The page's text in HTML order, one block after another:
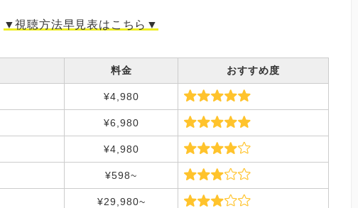
▼視聴方法早見表はこちら▼
料金 おすすめ度
¥4,980
¥6,980
¥4,980
¥598~
¥29,980~